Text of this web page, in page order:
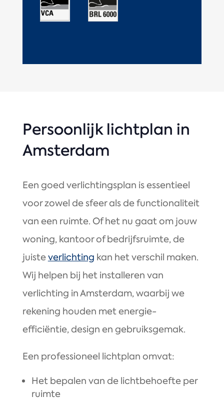
Persoonlijk lichtplan in
Amsterdam
Een goed verlichtingsplan is essentieel
voor zowel de sfeer als de functionaliteit
van een ruimte. Of het nu gaat om jouw
woning, kantoor of bedrijfsruimte, de
juisteverlichting kan het verschil maken.
Wij helpen bij het installeren van
verlichting in Amsterdam, waarbij we
rekening houden met energie-
efficiëntie, design en gebruiksgemak.
Een professioneel lichtplan omvat:
Het bepalen van de lichtbehoefte per
ruimte